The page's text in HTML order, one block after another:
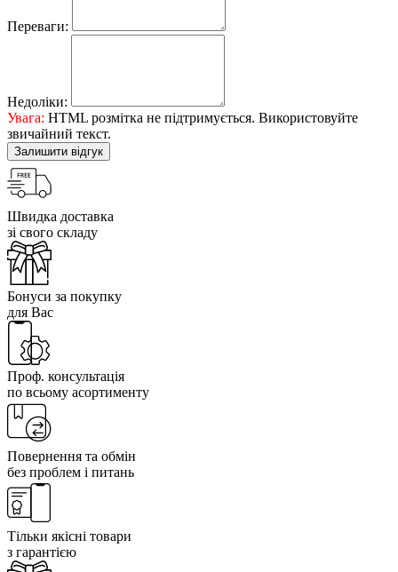
Переваги:
Недоліки:
Увага: HTML розмітка не підтримується. Використовуйте
звичайний текст.
Залишити відгук
Швидка доставка
зі свого складу
Бонуси за покупку
для Вас
Проф. консультація
по всьому асортименту
Повернення та обмін
без проблем і питань
Тільки якісні товари
з гарантією